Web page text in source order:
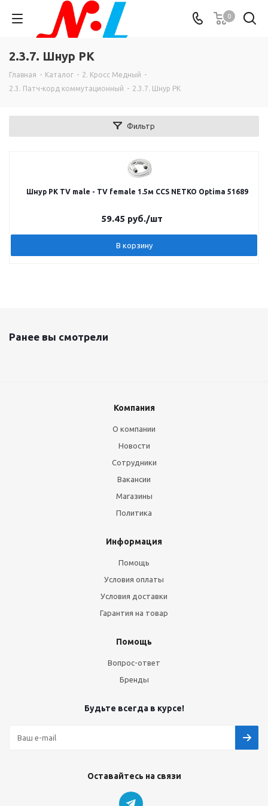
0
2.3.7. Шнур РК
Главная - Каталог - 2. Кросс Медный -
2.3. Патч-корд коммутационный - 2.3.7. Шнур РК
Фильтр
Шнур РК TV male - TV female 1.5м CCS NETKO Optima 51689
59.45 руб./шт
В корзину
Ранее вы смотрели
Компания
О компании
Новости
Сотрудники
Вакансии
Магазины
Политика
Информация
Помощь
Условия оплаты
Условия доставки
Гарантия на товар
Помощь
Вопрос-ответ
Бренды
Будьте всегда в курсе!
Оставайтесь на связи